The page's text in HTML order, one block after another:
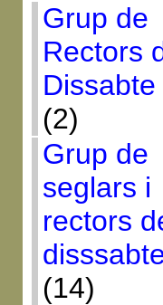
Grup de
Rectors
Dissabte
(2)
Grup de
seglars i
rectors
(14)